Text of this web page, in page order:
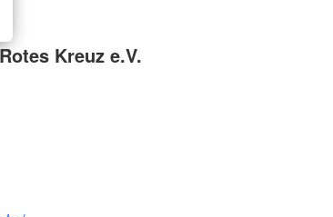
Kreuz e.V.